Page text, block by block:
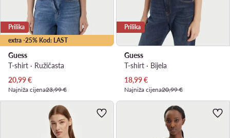
extra -25% Kod: LAST
Prilika
Guess
T-shirt · Ružičasta
Trenutna cijena
20,99€
Najniža cijena23,99 €
Prilika
Guess
T-shirt · Bijela
Trenutna cijena
18,99€
Najniža cijena20,99 €